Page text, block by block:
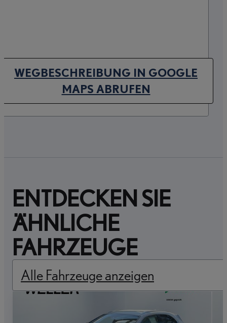
WEGBESCHREIBUNG IN GOOGLE
MAPS ABRUFEN(OPENS IN NEW TAB)
ENTDECKEN SIE
ÄHNLICHE
FAHRZEUGE
Alle Fahrzeuge anzeigen